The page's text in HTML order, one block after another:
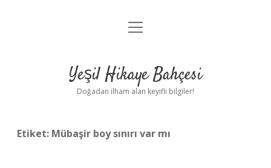
Anasayfa
Yasal Uyarı
menüyü
Yeşil Hikaye Bahçesi
Doğadan ilham alan keyifli bilgiler!
Etiket: Mübaşir boy sınırı var mı